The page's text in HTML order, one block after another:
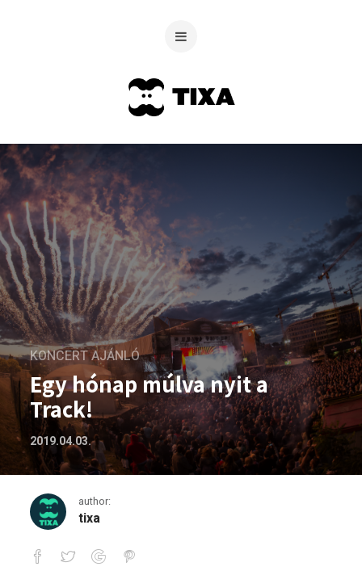
KONCERT AJÁNLÓ
Egy hónap múlva nyit a
Track!
2019.04.03.
author:
tixa